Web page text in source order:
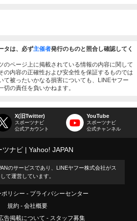
タは、必ず主催者発行のものと照合し確認してく
のページ上に掲載されている情報の内容に関して
の内容の正確性および安全性を保証するものでは
て被ったいかなる損害についても、LINEヤフー
の責任を負いかねます。
X(旧Twitter)
スポーツナビ
公式アカウント
YouTube
スポーツナビ
公式チャンネル
ツナビ Yahoo! JAPAN
のサービスであり、LINEヤフー株式会社がス
て運営しています。
リシー
プライバシーセンター
規約
会社概要
告掲載について スタッフ募集